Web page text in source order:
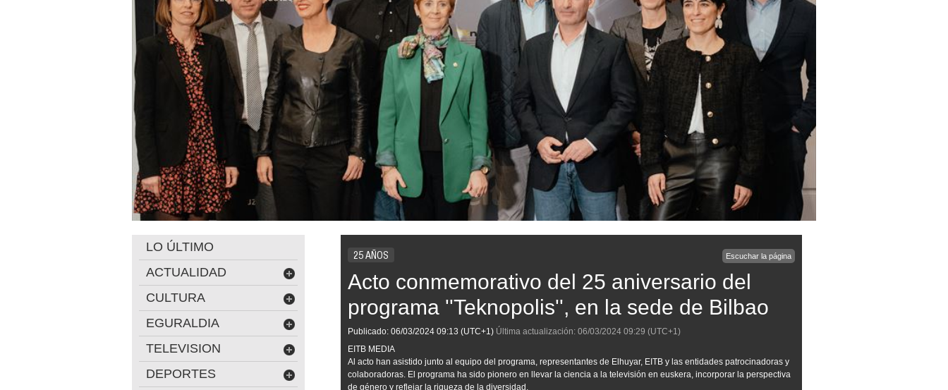
25 AÑOS Escuchar la página
Acto conmemorativo del 25 aniversario del
programa ''Teknopolis'', en la sede de Bilbao
Publicado: 06/03/2024 09:13 (UTC+1) Última actualización: 06/03/2024 09:29 (UTC+1)
EITB MEDIA
Al acto han asistido junto al equipo del programa, representantes de Elhuyar, EITB y las entidades patrocinadoras y
colaboradoras. El programa ha sido pionero en llevar la ciencia a la televisión en euskera, incorporar la perspectiva
de género y reflejar la riqueza de la diversidad.
LO ÚLTIMO
ACTUALIDAD
CULTURA
EGURALDIA
TELEVISION
DEPORTES